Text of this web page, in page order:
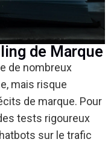
de Marque
de nombreux
mais risque
de marque. Pour
tests rigoureux
sur le trafic